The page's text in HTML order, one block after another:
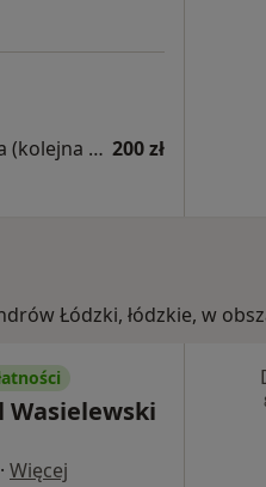
Fizjoterapia uroginekologiczna (kolejna wizyta) 200 zł
Łódzki, łódzkie, w
Wasielewski
· Więcej